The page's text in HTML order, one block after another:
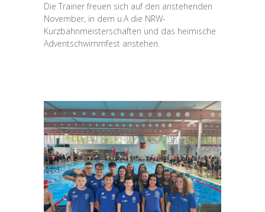
Die Trainer freuen sich auf den anstehenden
November, in dem u.A die NRW-
Kurzbahnmeisterschaften und das heimische
Adventschwimmfest anstehen.